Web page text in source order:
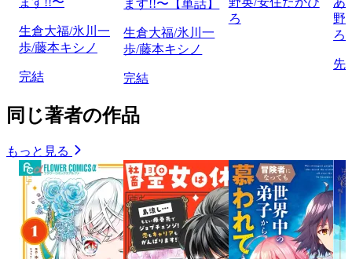
生倉大福/氷川一
歩/藤本キシノ
完結
ます!!〜【単話】
生倉大福/氷川一
歩/藤本キシノ
完結
ろ
野
ろ
先
同じ著者の作品
もっと見る